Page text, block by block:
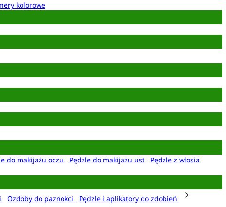
kolorowe
do makijażu oczu Pędzle do makijażu ust
Pędzle z włosia
Ozdoby do paznokci
Pędzle i aplikatory do zdobień